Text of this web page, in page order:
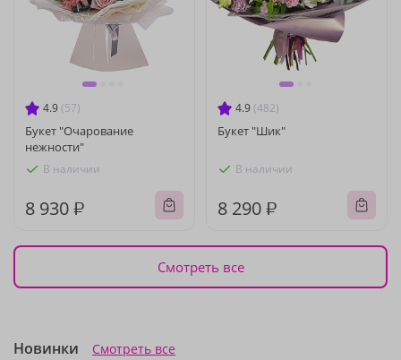
4.9 (57)
Букет "Очарование
нежности"
В наличии
8 930 ₽
4.9 (482)
Букет "Шик"
В наличии
8 290 ₽
Смотреть все
Новинки Смотреть все